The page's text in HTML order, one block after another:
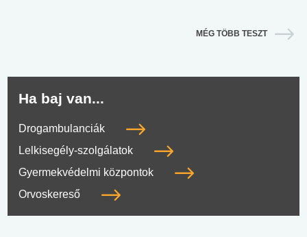
MÉG TÖBB TESZT
Ha baj van...
Drogambulanciák
Lelkisegély-szolgálatok
Gyermekvédelmi központok
Orvoskereső